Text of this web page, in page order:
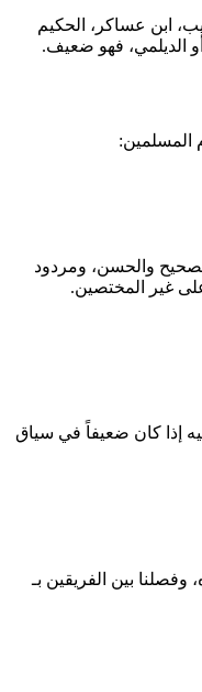
ابن عساكر، الحكيم
أو الديلمي، فهو ضعيف.
المسلمين:
والحسن، ومردود
غير المختصين.
إذا كان ضعيفاً في سياق
وفصلنا بين الفريقين بـ